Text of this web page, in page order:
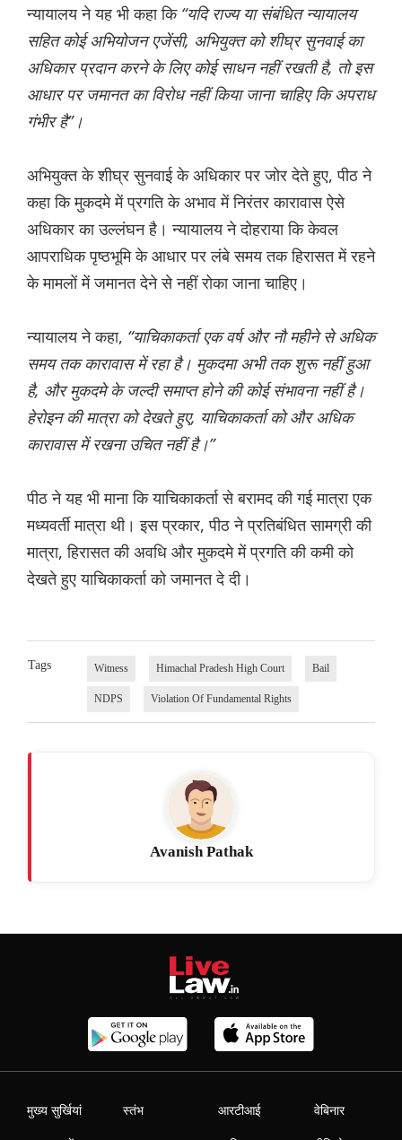
न्यायालय ने यह भी कहा कि “यदि राज्य या संबंधित न्यायालय
सहित कोई अभियोजन एजेंसी, अभियुक्त को शीघ्र सुनवाई का
अधिकार प्रदान करने के लिए कोई साधन नहीं रखती है, तो इस
आधार पर जमानत का विरोध नहीं किया जाना चाहिए कि अपराध
गंभीर है”।
अभियुक्त के शीघ्र सुनवाई के अधिकार पर जोर देते हुए, पीठ ने
कहा कि मुकदमे में प्रगति के अभाव में निरंतर कारावास ऐसे
अधिकार का उल्लंघन है। न्यायालय ने दोहराया कि केवल
आपराधिक पृष्ठभूमि के आधार पर लंबे समय तक हिरासत में रहने
के मामलों में जमानत देने से नहीं रोका जाना चाहिए।
न्यायालय ने कहा, “याचिकाकर्ता एक वर्ष और नौ महीने से अधिक
समय तक कारावास में रहा है। मुकदमा अभी तक शुरू नहीं हुआ
है, और मुकदमे के जल्दी समाप्त होने की कोई संभावना नहीं है।
हेरोइन की मात्रा को देखते हुए, याचिकाकर्ता को और अधिक
कारावास में रखना उचित नहीं है।”
पीठ ने यह भी माना कि याचिकाकर्ता से बरामद की गई मात्रा एक
मध्यवर्ती मात्रा थी। इस प्रकार, पीठ ने प्रतिबंधित सामग्री की
मात्रा, हिरासत की अवधि और मुकदमे में प्रगति की कमी को
देखते हुए याचिकाकर्ता को जमानत दे दी।
Tags Witness Himachal Pradesh High Court Bail
NDPS Violation Of Fundamental Rights
Avanish Pathak
मुख्य सुर्खियां स्तंभ आरटीआई वेबिनार